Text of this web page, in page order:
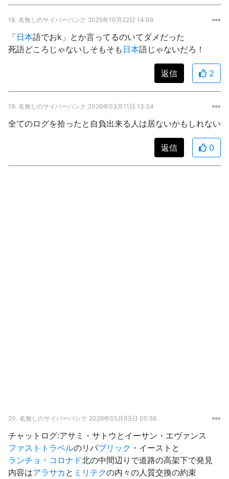
18. 名無しのサイバーパンク 2025年10月22日 14:09
「日本語でおk」とか言ってるのいてダメだった
死語どころじゃないしそもそも 日本語じゃないだろ！
返信 2
19. 名無しのサイバーパンク 2026年03月11日 13:34
全てのログを拾ったと自負出来る人は居ないかもしれない
返信 0
20. 名無しのサイバーパンク 2026年05月03日 00:58
チャットログ:アサミ・サトウとイーサン・エヴァンス
ファストトラベルのリパブリック ・イーストと
ランチョ・コロナド北の中間辺りで道路の高架下で発見
内容はアラサカ と ミリテクの内々の人質交換の約束